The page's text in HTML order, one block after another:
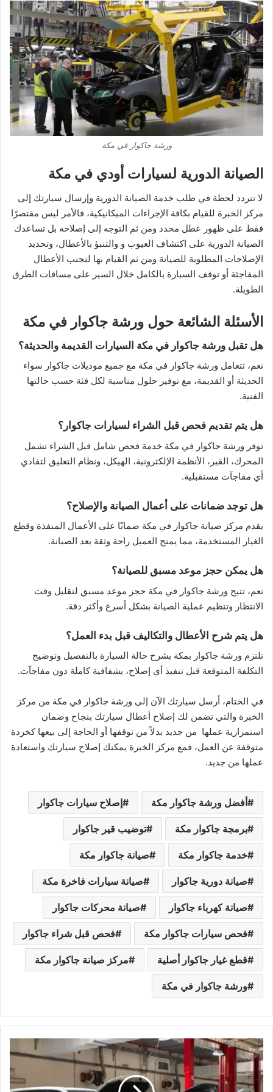
ورشة جاكوار في مكة
الصيانة الدورية لسيارات أودي في مكة
لا تتردد لحظة في طلب خدمة الصيانة الدورية وإرسال سيارتك إلى
مركز الخبرة للقيام بكافة الإجراءات الميكانيكية، فالأمر ليس مقتصرًا
فقط على ظهور عطل محدد ومن ثم التوجه إلى إصلاحه بل تساعدك
الصيانة الدورية على اكتشاف العيوب و والتنبؤ بالأعطال، وتحديد
الإصلاحات المطلوبة للصيانة ومن ثم القيام بها لتجنب الأعطال
المفاجئة أو توقف السيارة بالكامل خلال السير على مسافات الطرق
الطويلة.
الأسئلة الشائعة حول ورشة جاكوار في مكة
هل تقبل ورشة جاكوار في مكة السيارات القديمة والحديثة؟
نعم، تتعامل ورشة جاكوار في مكة مع جميع موديلات جاكوار سواء
الحديثة أو القديمة، مع توفير حلول مناسبة لكل فئة حسب حالتها
الفنية.
هل يتم تقديم فحص قبل الشراء لسيارات جاكوار؟
توفر ورشة جاكوار في مكة خدمة فحص شامل قبل الشراء تشمل
المحرك، القير، الأنظمة الإلكترونية، الهيكل، ونظام التعليق لتفادي
أي مفاجآت مستقبلية.
هل توجد ضمانات على أعمال الصيانة والإصلاح؟
يقدم مركز صيانة جاكوار في مكة ضمانًا على الأعمال المنفذة وقطع
الغيار المستخدمة، مما يمنح العميل راحة وثقة بعد الصيانة.
هل يمكن حجز موعد مسبق للصيانة؟
نعم، تتيح ورشة جاكوار في مكة حجز موعد مسبق لتقليل وقت
الانتظار وتنظيم عملية الصيانة بشكل أسرع وأكثر دقة.
هل يتم شرح الأعطال والتكاليف قبل بدء العمل؟
تلتزم ورشة جاكوار بمكة بشرح حالة السيارة بالتفصيل وتوضيح
التكلفة المتوقعة قبل تنفيذ أي إصلاح، بشفافية كاملة دون مفاجآت.
في الختام، أرسل سيارتك الآن إلى ورشة جاكوار في مكة من مركز
الخبرة والتي تضمن لك إصلاح أعطال سيارتك بنجاح وضمان
استمرارية عملها من جديد بدلاً من توقفها أو الحاجة إلى بيعها كخردة
متوقفة عن العمل، فمع مركز الخبرة يمكنك إصلاح سيارتك واستعادة
عملها من جديد.
أفضل ورشة جاكوار مكة إصلاح سيارات جاكوار
برمجة جاكوار مكة توضيب قير جاكوار
خدمة جاكوار مكة صيانة جاكوار مكة
صيانة دورية جاكوار صيانة سيارات فاخرة مكة
صيانة كهرباء جاكوار صيانة محركات جاكوار
فحص سيارات جاكوار مكة فحص قبل شراء جاكوار
قطع غيار جاكوار أصلية مركز صيانة جاكوار مكة
ورشة جاكوار في مكة
و
ر
ش
ة